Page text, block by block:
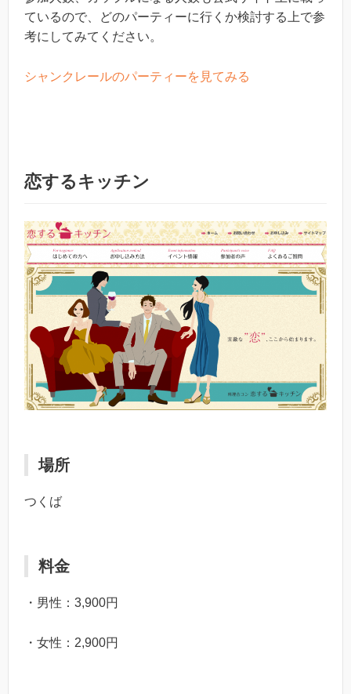
ているので、どのパーティーに行くか検討する上で参
考にしてみてください。
シャンクレールのパーティーを見てみる
恋するキッチン
場所
つくば
料金
・男性：3,900円
・女性：2,900円